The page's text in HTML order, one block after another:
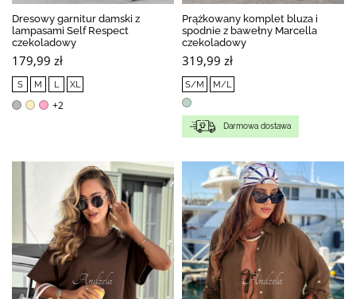
Dresowy garnitur damski z
lampasami Self Respect
czekoladowy
179,99 zł
S M L XL
+2
Prążkowany komplet bluza i
spodnie z bawełny Marcella
czekoladowy
319,99 zł
S/M M/L
Darmowa dostawa